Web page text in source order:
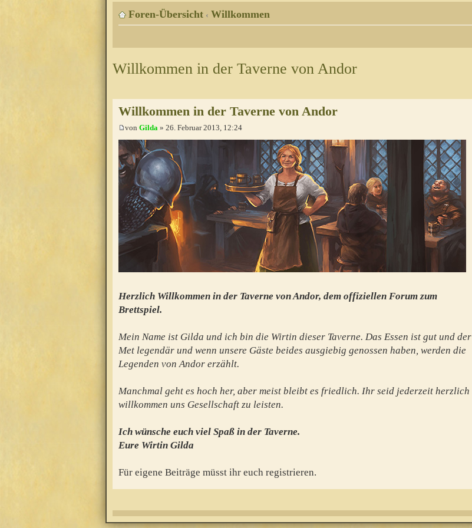
Foren-Übersicht ‹ Willkommen
Willkommen in der Taverne von Andor
Willkommen in der Taverne von Andor
von Gilda » 26. Februar 2013, 12:24
Herzlich Willkommen in der Taverne von Andor, dem offiziellen Forum zum
Brettspiel.
Mein Name ist Gilda und ich bin die Wirtin dieser Taverne. Das Essen ist gut und der
Met legendär und wenn unsere Gäste beides ausgiebig genossen haben, werden die
Legenden von Andor erzählt.
Manchmal geht es hoch her, aber meist bleibt es friedlich. Ihr seid jederzeit herzlich
willkommen uns Gesellschaft zu leisten.
Ich wünsche euch viel Spaß in der Taverne.
Eure Wirtin Gilda
Für eigene Beiträge müsst ihr euch registrieren.